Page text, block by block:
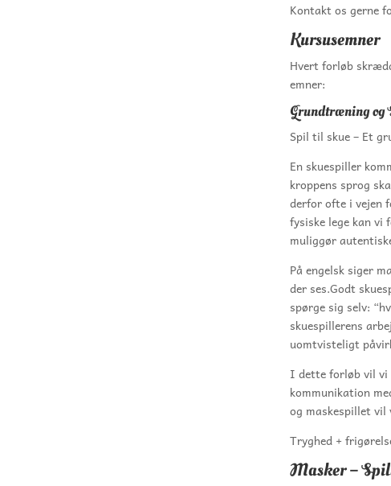
Kontakt os gerne
Kursusemner
Hvert forløb
emner:
Grundtræning og
Spil til skue – Et
En skuespiller
kroppens sprog
derfor ofte i vejen
fysiske lege kan
muliggør
På engelsk siger
der ses.Godt
spørge sig selv:
skuespillerens
uomtvisteligt
I dette forløb vil vi
kommunikation
og maskespillet vil
Tryghed +
Masker –